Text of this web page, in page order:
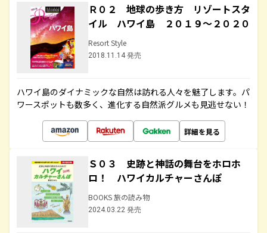
Ｒ０２ 地球の歩き方 リゾートスタ
イル ハワイ島 ２０１９～２０２０
Resort Style
2018.11.14 発売
ハワイ島のダイナミックな自然は訪れる人々を魅了します。パ
ワースポットも数多く、進化する自然派グルメも見逃せない！
詳細を見る
Ｓ０３ 史跡と神話の舞台をホロホ
ロ！ ハワイカルチャーさんぽ
BOOKS 旅の読み物
2024.03.22 発売